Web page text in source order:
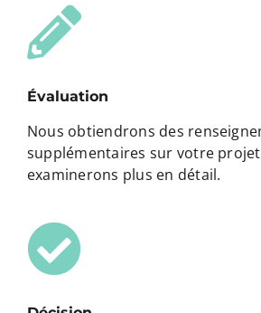
Évaluation
Nous obtiendrons des
supplémentaires sur votre
examinerons plus en détail.